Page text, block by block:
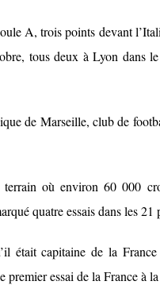
A, trois points devant
tous deux à Lyon dans
de Marseille, club de
où environ 60 000
quatre essais dans les 21
était capitaine de la
essai de la France à